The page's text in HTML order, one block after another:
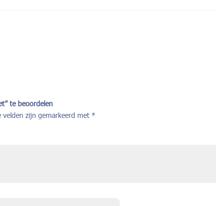
te beoordelen
velden zijn gemarkeerd met *